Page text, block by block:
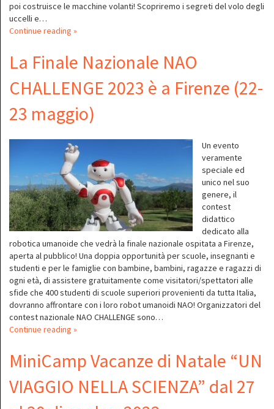
poi costruisce le macchine volanti! Scopriremo i segreti del volo degli
uccelli e…
Continue reading »
La Finale Nazionale NAO
CHALLENGE 2023 è a Firenze (22-
23 maggio)
Un evento
veramente
speciale ed
unico nel suo
genere, il
contest
didattico
dedicato alla
robotica umanoide che vedrà la finale nazionale ospitata a Firenze,
aperta al pubblico! Una doppia opportunità per scuole, insegnanti e
studenti e per le famiglie con bambine, bambini, ragazze e ragazzi di
ogni età, di assistere gratuitamente come visitatori/spettatori alle
sfide che 400 studenti di scuole superiori provenienti da tutta Italia,
dovranno affrontare con i loro robot umanoidi NAO! Organizzatori del
contest nazionale NAO CHALLENGE sono…
Continue reading »
MiniCamp Vacanze di Natale “UN
VIAGGIO NELLA SCIENZA” dal 27